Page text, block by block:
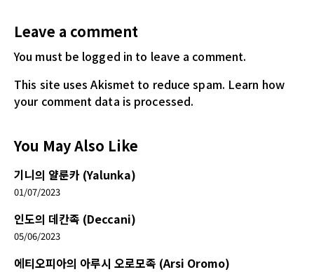
Leave a comment
You must be logged in to leave a comment.
This site uses Akismet to reduce spam. Learn how
your comment data is processed.
You May Also Like
기니의 얄룬카 (Yalunka)
01/07/2023
인도의 데칸족 (Deccani)
05/06/2023
에티오피아의 아루시 오로모족 (Arsi Oromo)